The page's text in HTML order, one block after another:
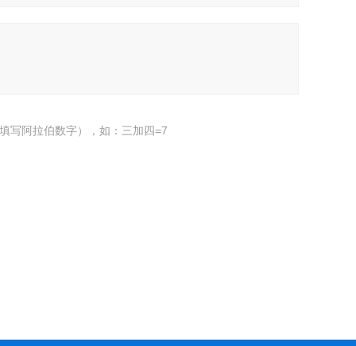
写阿拉伯数字），如：三加四=7